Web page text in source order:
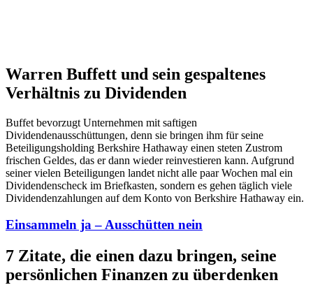
Warren Buffett und sein gespaltenes
Verhältnis zu Dividenden
Buffet bevorzugt Unternehmen mit saftigen
Dividendenausschüttungen, denn sie bringen ihm für seine
Beteiligungsholding Berkshire Hathaway einen steten Zustrom
frischen Geldes, das er dann wieder reinvestieren kann. Aufgrund
seiner vielen Beteiligungen landet nicht alle paar Wochen mal ein
Dividendenscheck im Briefkasten, sondern es gehen täglich viele
Dividendenzahlungen auf dem Konto von Berkshire Hathaway ein.
Einsammeln ja – Ausschütten nein
7 Zitate, die einen dazu bringen, seine
persönlichen Finanzen zu überdenken